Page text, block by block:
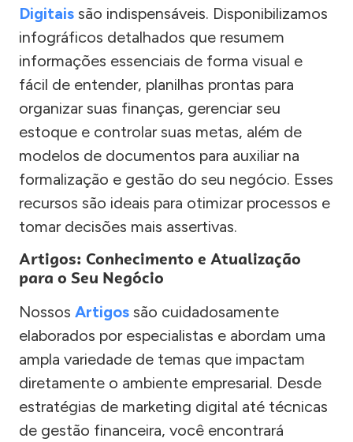
Digitais são indispensáveis. Disponibilizamos
infográficos detalhados que resumem
informações essenciais de forma visual e
fácil de entender, planilhas prontas para
organizar suas finanças, gerenciar seu
estoque e controlar suas metas, além de
modelos de documentos para auxiliar na
formalização e gestão do seu negócio. Esses
recursos são ideais para otimizar processos e
tomar decisões mais assertivas.
Artigos: Conhecimento e Atualização
para o Seu Negócio
Nossos Artigos são cuidadosamente
elaborados por especialistas e abordam uma
ampla variedade de temas que impactam
diretamente o ambiente empresarial. Desde
estratégias de marketing digital até técnicas
de gestão financeira, você encontrará